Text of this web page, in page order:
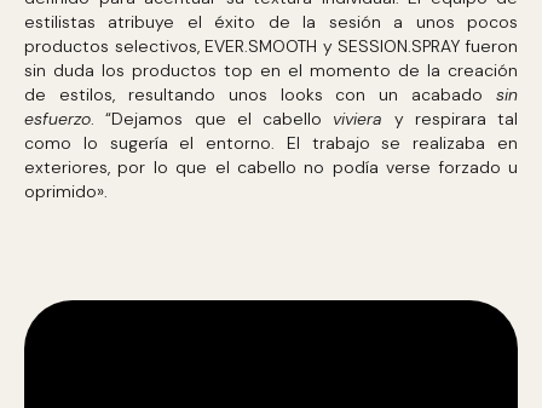
estilistas atribuye el éxito de la sesión a unos pocos
productos selectivos, EVER.SMOOTH y SESSION.SPRAY fueron
sin duda los productos top en el momento de la creación
de estilos, resultando unos looks con un acabado sin
esfuerzo. “Dejamos que el cabello viviera y respirara tal
como lo sugería el entorno. El trabajo se realizaba en
exteriores, por lo que el cabello no podía verse forzado u
oprimido».